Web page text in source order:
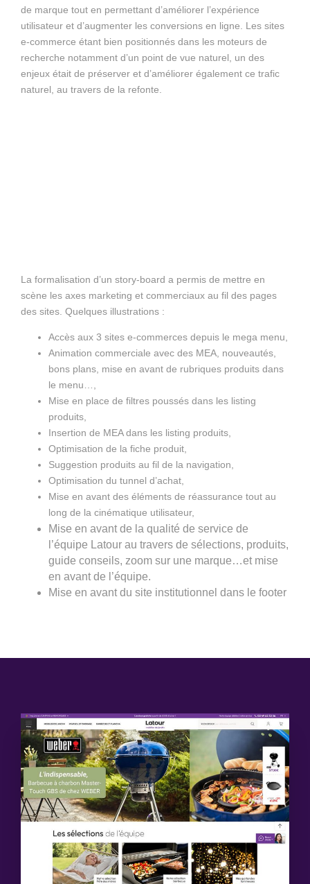
de marque tout en permettant d’améliorer l’expérience
utilisateur et d’augmenter les conversions en ligne. Les sites
e-commerce étant bien positionnés dans les moteurs de
recherche notamment d’un point de vue naturel, un des
enjeux était de préserver et d’améliorer également ce trafic
naturel, au travers de la refonte.
La formalisation d’un story-board a permis de mettre en
scène les axes marketing et commerciaux au fil des pages
des sites. Quelques illustrations :
Accès aux 3 sites e-commerces depuis le mega menu,
Animation commerciale avec des MEA, nouveautés,
bons plans, mise en avant de rubriques produits dans
le menu…,
Mise en place de filtres poussés dans les listing
produits,
Insertion de MEA dans les listing produits,
Optimisation de la fiche produit,
Suggestion produits au fil de la navigation,
Optimisation du tunnel d’achat,
Mise en avant des éléments de réassurance tout au
long de la cinématique utilisateur,
Mise en avant de la qualité de service de
l’équipe Latour au travers de sélections, produits,
guide conseils, zoom sur une marque…et mise
en avant de l’équipe.
Mise en avant du site institutionnel dans le footer